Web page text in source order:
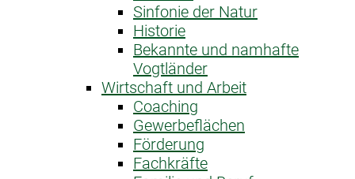
Sinfonie der Natur
Historie
Bekannte und namhafte
Vogtländer
Wirtschaft und Arbeit
Coaching
Gewerbeflächen
Förderung
Fachkräfte